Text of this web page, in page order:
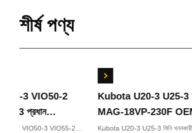
শীর্ষ পণ্য
Kubota U20-3 U25-3 ফাইনাল ড্রাইভ KYB
MAG-18VP-230F OEM ভ্রমণ মোটর
B0240-18076 RB511-61290 RB559-
Kubota U20-3 U25-3 মিনি খননকারীর যন্ত্রাংশের জন্য ফাইনাল ড্রাইভ